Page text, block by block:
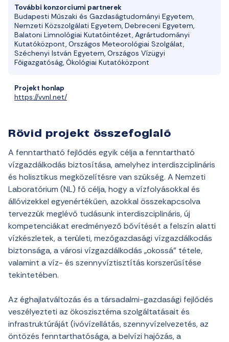
További konzorciumi partnerek
Budapesti Műszaki és Gazdaságtudományi Egyetem,
Nemzeti Közszolgálati Egyetem, Debreceni Egyetem,
Balatoni Limnológiai Kutatóintézet, Agrártudományi
Kutatóközpont, Országos Meteorológiai Szolgálat,
Széchenyi István Egyetem, Országos Vízügyi
Főigazgatóság, Ökológiai Kutatóközpont
Projekt honlap
https://vvnl.net/
Rövid projekt összefoglaló
A fenntartható fejlődés egyik célja a fenntartható
vízgazdálkodás biztosítása, amelyhez interdiszciplináris
és holisztikus megközelítésre van szükség. A Nemzeti
Laboratórium (NL) fő célja, hogy a vízfolyásokkal és
állóvizekkel egyenértékűen, azokkal összekapcsolva
tervezzük meglévő tudásunk interdiszciplináris, új
kompetenciákat eredményező bővítését a felszín alatti
vízkészletek, a területi, mezőgazdasági vízgazdálkodás
biztonsága, a városi vízgazdálkodás „okossá” tétele,
valamint a víz- és szennyvíztisztítás korszerűsítése
tekintetében.
Az éghajlatváltozás és a társadalmi-gazdasági fejlődés
veszélyezteti az ökoszisztéma szolgáltatásait és
infrastruktúráját (ivóvízellátás, szennyvízelvezetés, az
öntözés fenntarthatósága, a belvízi hajózás, a